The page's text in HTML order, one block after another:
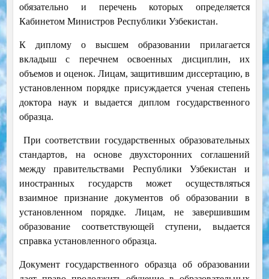
обязательно и перечень которых определяется
Кабинетом Министров Республики Узбекистан.
К диплому о высшем образовании прилагается
вкладыш с перечнем освоенных дисциплин, их
объемов и оценок. Лицам, защитившим диссертацию, в
установленном порядке присуждается ученая степень
доктора наук и выдается диплом государственного
образца.
При соответствии государственных образовательных
стандартов, на основе двухсторонних соглашений
между правительствами Республики Узбекистан и
иностранных государств может осуществляться
взаимное признание документов об образовании в
установленном порядке. Лицам, не завершившим
образование соответствующей ступени, выдается
справка установленного образца.
Документ государственного образца об образовании